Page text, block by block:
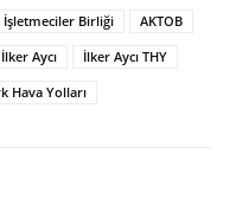
Birliği
AKTOB
İlker Aycı
İlker Aycı THY
Hava Yolları